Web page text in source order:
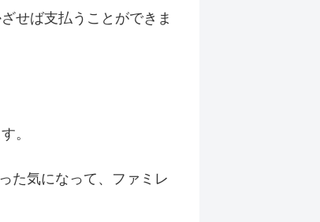
せば支払うことができま
。
た気になって、ファミレ